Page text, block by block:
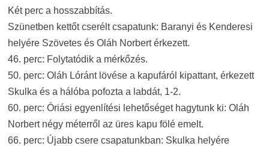
Két perc a hosszabbítás.
Szünetben kettőt cserélt csapatunk: Baranyi és Kenderesi
helyére Szövetes és Oláh Norbert érkezett.
46. perc: Folytatódik a mérkőzés.
50. perc: Oláh Lóránt lövése a kapufáról kipattant, érkezett
Skulka és a hálóba pofozta a labdát, 1-2.
60. perc: Óriási egyenlítési lehetőséget hagytunk ki: Oláh
Norbert négy méterről az üres kapu fölé emelt.
66. perc: Újabb csere csapatunkban: Skulka helyére